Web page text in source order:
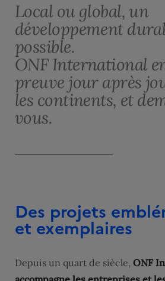
Local ou global, un
développement
possible.
ONF International
preuve jour après
les continents, et
vous.
Des projets
et exemplaires
Depuis un quart de siècle, ONF